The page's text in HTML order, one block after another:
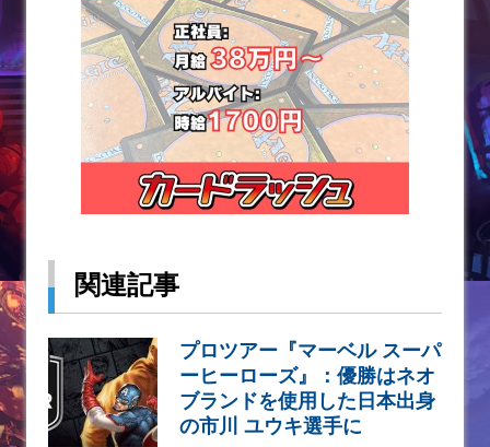
関連記事
プロツアー『マーベル スーパ
ーヒーローズ』：優勝はネオ
ブランドを使用した日本出身
の市川 ユウキ選手に